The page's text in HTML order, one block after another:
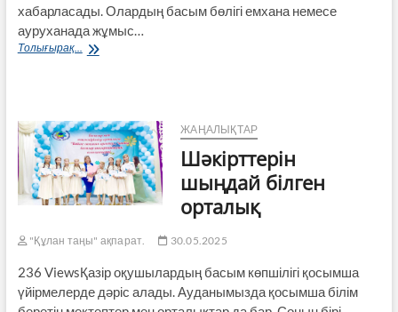
хабарласады. Олардың басым бөлігі емхана немесе
ауруханада жұмыс…
Толығырақ...
Медициналық
қорғайды?
ЖАҢАЛЫҚТАР
Шәкірттерін
шыңдай білген
орталық
"Құлан таңы" ақпарат. 30.05.2025
236 ViewsҚазір оқушылардың басым көпшілігі қосымша
үйірмелерде дәріс алады. Ауданымызда қосымша білім